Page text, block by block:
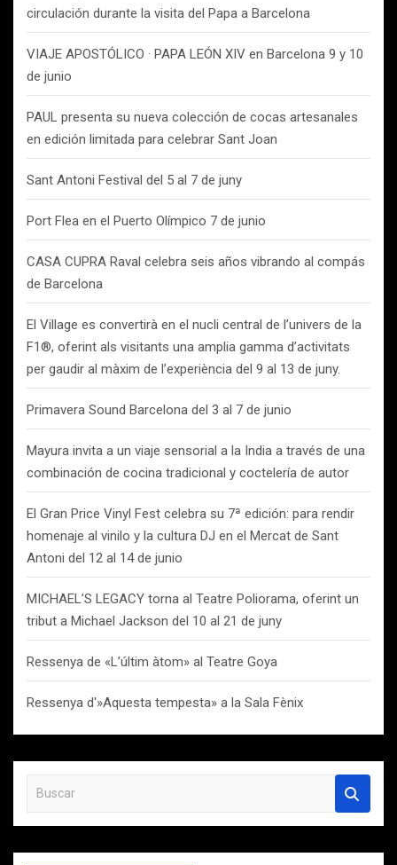
circulación durante la visita del Papa a Barcelona
VIAJE APOSTÓLICO · PAPA LEÓN XIV en Barcelona 9 y 10
de junio
PAUL presenta su nueva colección de cocas artesanales
en edición limitada para celebrar Sant Joan
Sant Antoni Festival del 5 al 7 de juny
Port Flea en el Puerto Olímpico 7 de junio
CASA CUPRA Raval celebra seis años vibrando al compás
de Barcelona
El Village es convertirà en el nucli central de l’univers de la
F1®, oferint als visitants una amplia gamma d’activitats
per gaudir al màxim de l’experiència del 9 al 13 de juny.
Primavera Sound Barcelona del 3 al 7 de junio
Mayura invita a un viaje sensorial a la India a través de una
combinación de cocina tradicional y coctelería de autor
El Gran Price Vinyl Fest celebra su 7ª edición: para rendir
homenaje al vinilo y la cultura DJ en el Mercat de Sant
Antoni del 12 al 14 de junio
MICHAEL’S LEGACY torna al Teatre Poliorama, oferint un
tribut a Michael Jackson del 10 al 21 de juny
Ressenya de «L’últim àtom» al Teatre Goya
Ressenya d'»Aquesta tempesta» a la Sala Fènix
s
c